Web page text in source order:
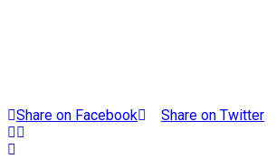
Share on Facebook Share on Twitter